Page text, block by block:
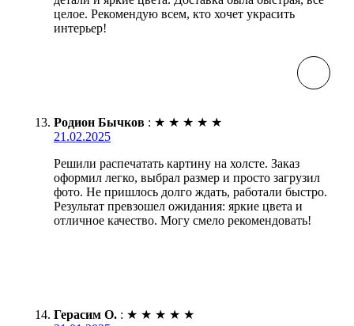
целое. Рекомендую всем, кто хочет украсить
интерьер!
Родион Бычков : ★ ★ ★ ★ ★
21.02.2025
Решили распечатать картину на холсте. Заказ
оформил легко, выбрал размер и просто загрузил
фото. Не пришлось долго ждать, работали быстро.
Результат превзошел ожидания: яркие цвета и
отличное качество. Могу смело рекомендовать!
Герасим О. : ★ ★ ★ ★ ★